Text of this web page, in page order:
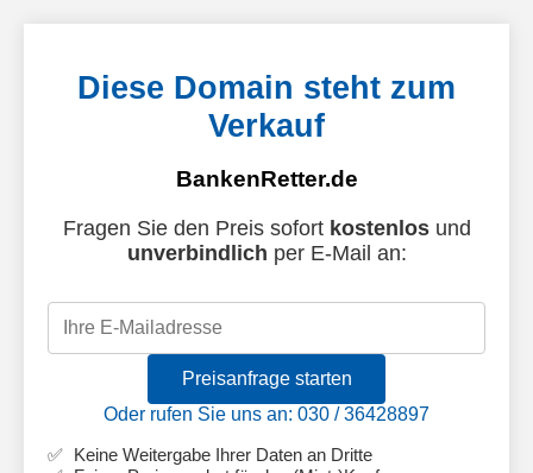
Diese Domain steht zum
Verkauf
BankenRetter.de
Fragen Sie den Preis sofort kostenlosund
unverbindlich per E-Mail an:
Preisanfrage starten
Oder rufen Sie uns an: 030 / 36428897
Keine Weitergabe Ihrer Daten an Dritte